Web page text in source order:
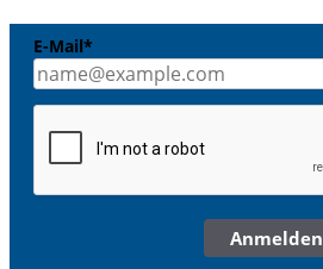
E-Mail*
Anmelden